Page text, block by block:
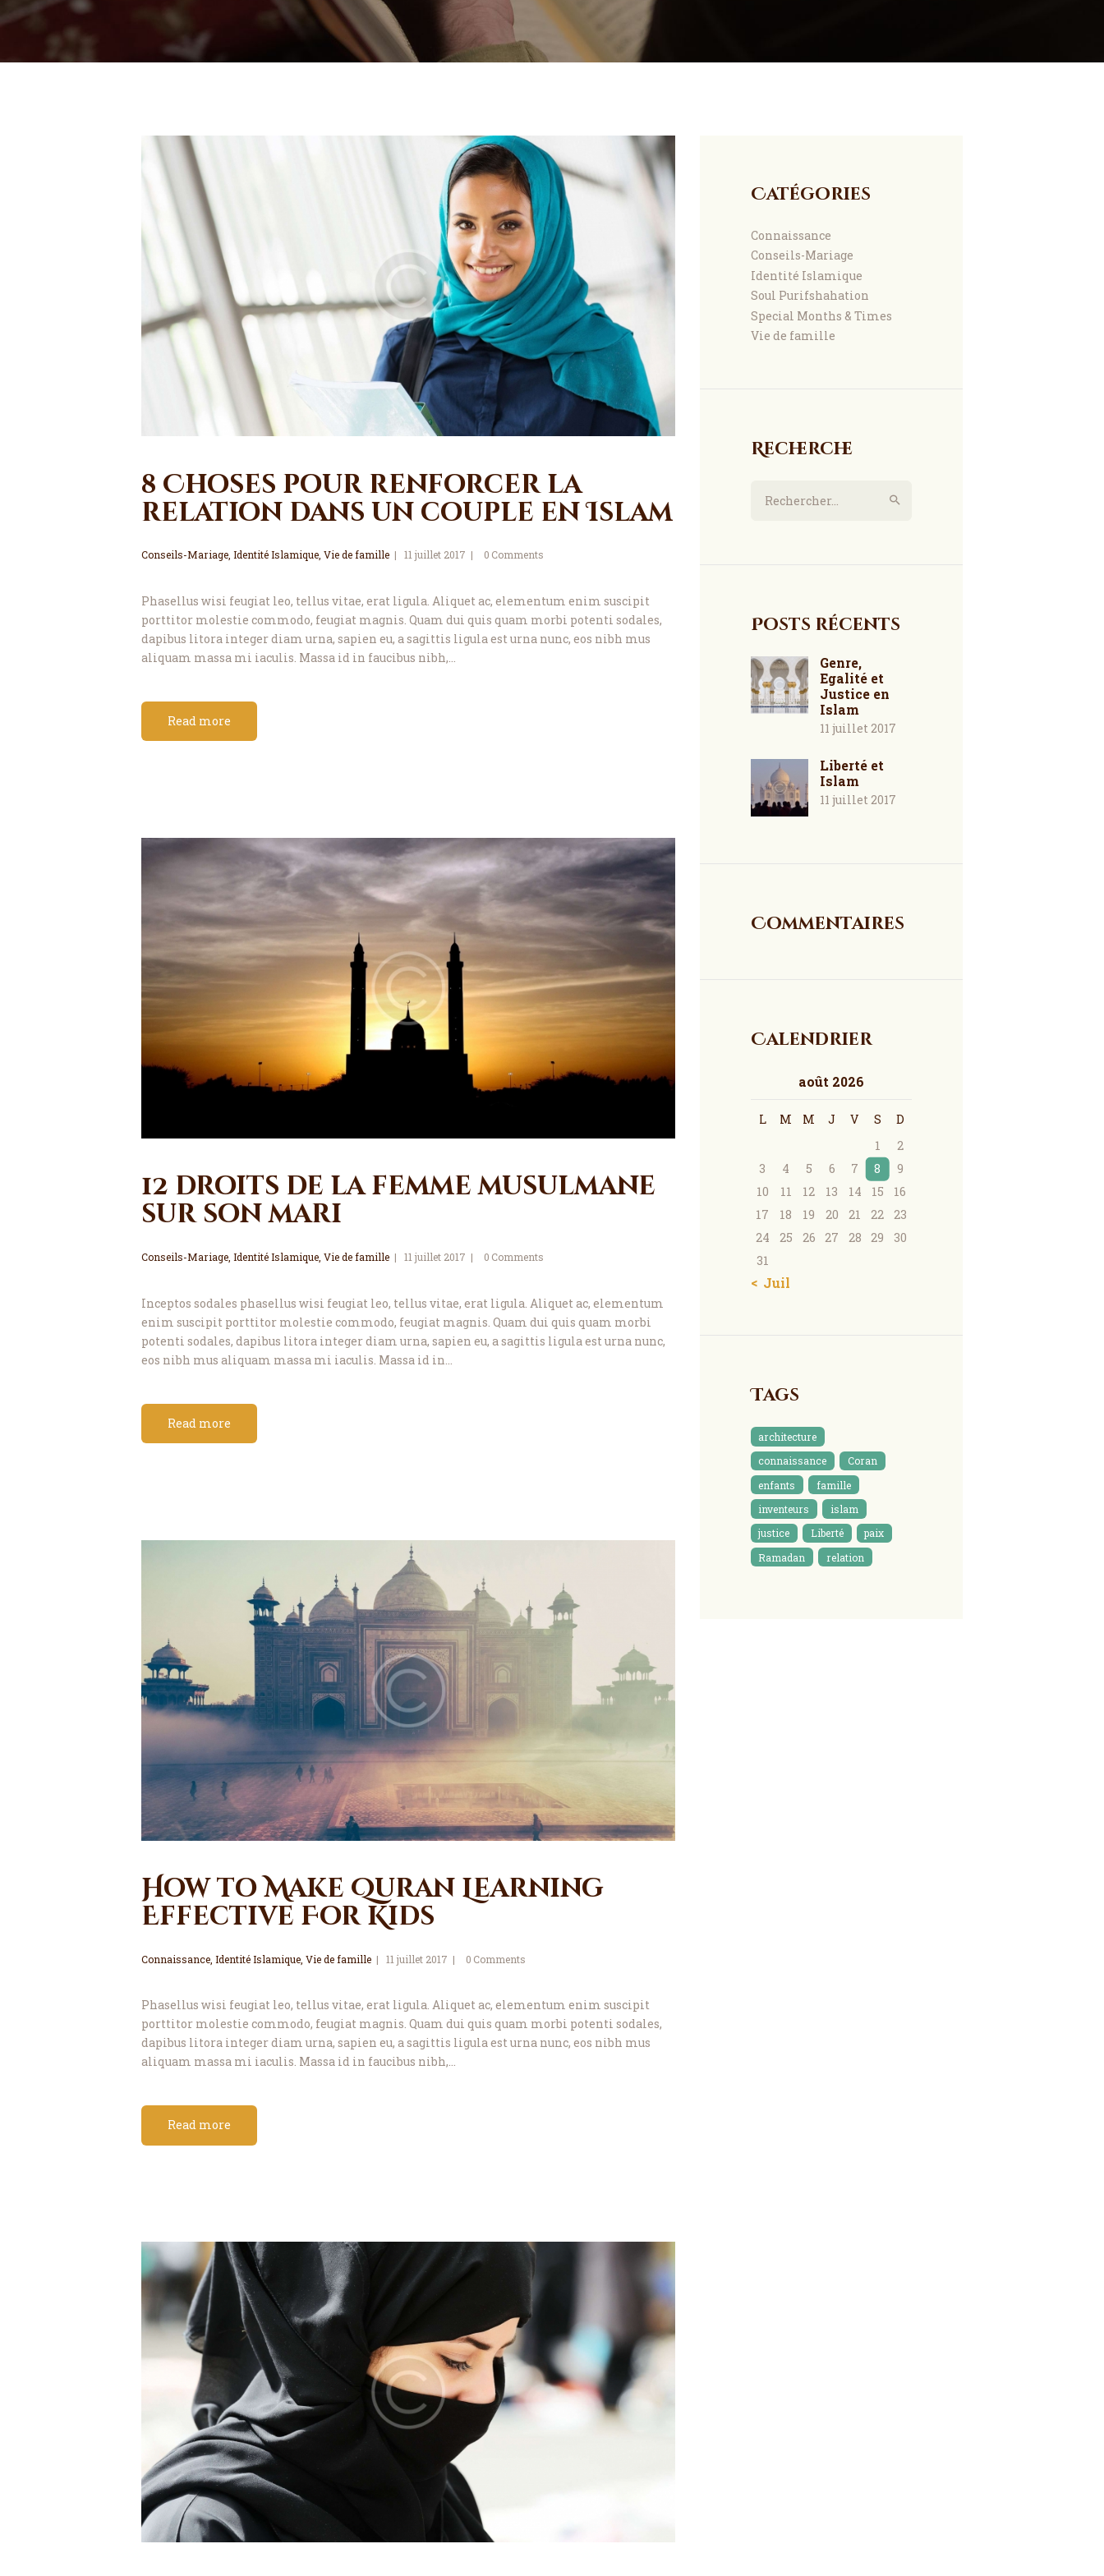
8 Choses pour renforcer la
relation dans un couple en Islam
Conseils-Mariage, Identité Islamique, Vie de famille 11 juillet 2017 0 Comments
Phasellus wisi feugiat leo, tellus vitae, erat ligula. Aliquet ac, elementum enim suscipit
porttitor molestie commodo, feugiat magnis. Quam dui quis quam morbi potenti sodales,
dapibus litora integer diam urna, sapien eu, a sagittis ligula est urna nunc, eos nibh mus
aliquam massa mi iaculis. Massa id in faucibus nibh,…
Read more
12 droits de la femme musulmane
sur son mari
Conseils-Mariage Identité Islamique Vie de famille 11 juillet 2017 0 Comments
Inceptos sodales phasellus wisi feugiat leo, tellus vitae, erat ligula. Aliquet ac, elementum
enim suscipit porttitor molestie commodo, feugiat magnis. Quam dui quis quam morbi
potenti sodales, dapibus litora integer diam urna, sapien eu, a sagittis ligula est urna nunc,
eos nibh mus aliquam massa mi iaculis. Massa id in…
Read more
How to Make Quran Learning
Effective For Kids
Connaissance Identité Islamique Vie de famille 11 juillet 2017 0 Comments
Phasellus wisi feugiat leo, tellus vitae, erat ligula. Aliquet ac, elementum enim suscipit
porttitor molestie commodo, feugiat magnis. Quam dui quis quam morbi potenti sodales,
dapibus litora integer diam urna, sapien eu, a sagittis ligula est urna nunc, eos nibh mus
aliquam massa mi iaculis. Massa id in faucibus nibh,…
Read more
Catégories
Connaissance
Conseils-Mariage
Identité Islamique
Soul Purifshahation
Special Months & Times
Vie de famille
Recherche
Posts récents
Genre,
Egalité et
Justice en
Islam
11 juillet 2017
Liberté et
Islam
11 juillet 2017
Commentaires
Calendrier
août 2026
L M M J V S
D
1
2
3
4 5 6 7 8
9
10
11 12 13 14 15
16
17
18 19 20 21 22
23
24
25 26 27 28 29
30
31
« Juil
Tags
architecture
connaissance
Coran
enfants
famille
inventeurs
islam
justice
Liberté
paix
Ramadan
relation